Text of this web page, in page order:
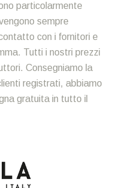
particolarmente
sempre
con i fornitori e
Tutti i nostri prezzi
Consegniamo la
registrati, abbiamo
gratuita in tutto il